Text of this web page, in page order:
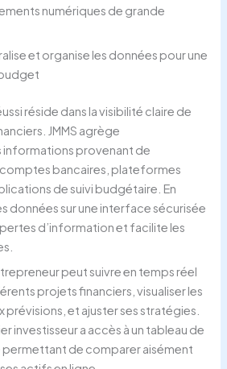
numériques de grande
et organise les données pour une
réside dans la visibilité claire de
JMMS agrège
provenant de
bancaires, plateformes
de suivi budgétaire. En
données sur une interface sécurisée
d’information et facilite les
peut suivre en temps réel
projets financiers, visualiser les
et ajuster ses stratégies.
investisseur a accès à un tableau de
de comparer aisément